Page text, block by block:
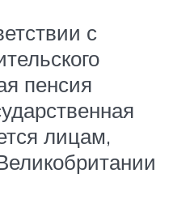
с
пенсия
лицам,